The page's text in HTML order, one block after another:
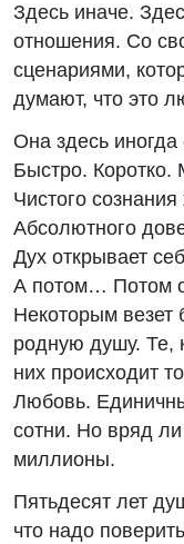
Здесь иначе.
отношения. Со
сценариями,
думают, что это
Она здесь иногда
Быстро. Коротко.
Чистого
Абсолютного
Дух открывает
А потом… Потом
Некоторым везет
родную душу. Те,
них происходит
Любовь.
сотни. Но вряд
миллионы.
Пятьдесят лет
что надо